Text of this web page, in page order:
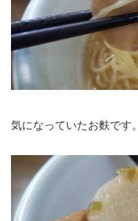
気になっていたお麩です。